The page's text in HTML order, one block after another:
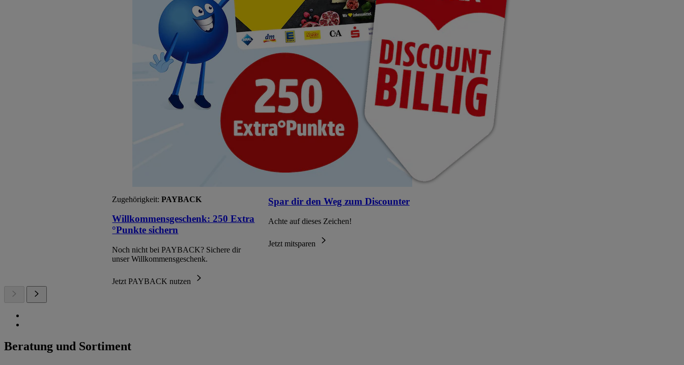
Zugehörigkeit: PAYBACK
Willkommensgeschenk: 250 Extra
°Punkte sichern
Noch nicht bei PAYBACK? Sichere dir
unser Willkommensgeschenk.
Jetzt PAYBACK nutzen
Spar dir den Weg zum Discounter
Achte auf dieses Zeichen!
Jetzt mitsparen
Beratung und Sortiment